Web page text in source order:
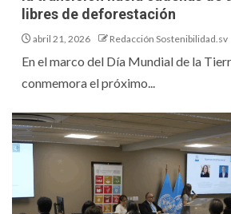
libres de deforestación
abril 21, 2026 Redacción Sostenibilidad.sv
En el marco del Día Mundial de la
conmemora el próximo...